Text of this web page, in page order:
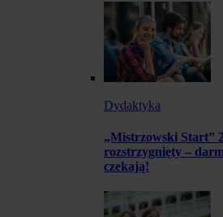
Dydaktyka
„Mistrzowski Start”
rozstrzygnięty –
czekają!